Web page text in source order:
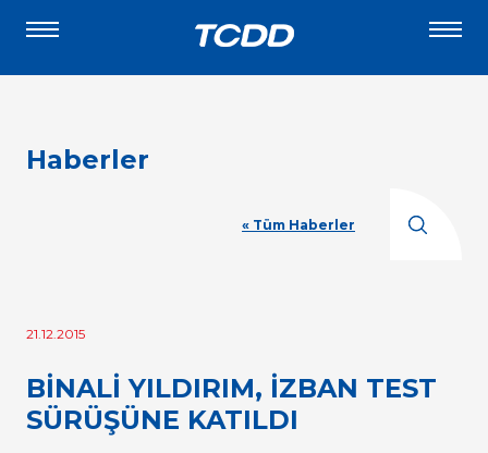
Haberler
« Tüm Haberler
21.12.2015
BİNALİ YILDIRIM, İZBAN TEST
SÜRÜŞÜNE KATILDI